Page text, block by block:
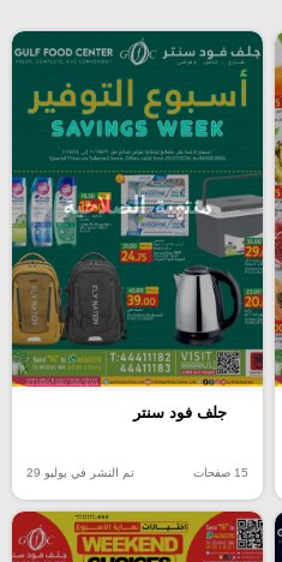
منتهية الصلاحية
جلف فود سنتر
15 صفحات تم النشر في يوليو 29